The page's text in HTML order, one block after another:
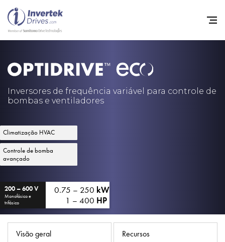
Inversores de frequência variável para controle de
bombas e ventiladores
Climatização HVAC
Controle de bomba
avançado
200 – 600 V
Monofásico e
trifásico
0.75 – 250 kW
1 – 400 HP
Visão geral Recursos
Início
Inversores de frequência